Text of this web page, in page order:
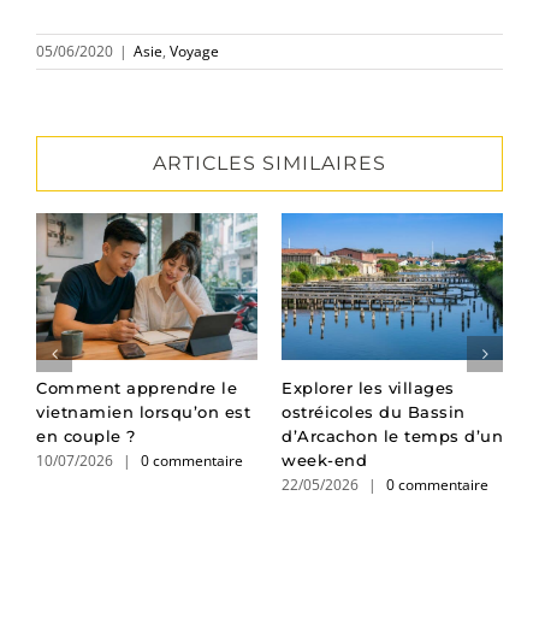
05/06/2020 | Asie, Voyage
ARTICLES SIMILAIRES
Comment apprendre le
vietnamien lorsqu’on est
en couple ?
10/07/2026 | 0 commentaire
Explorer les villages
ostréicoles du Bassin
d’Arcachon le temps d’un
week-end
22/05/2026 | 0 commentaire